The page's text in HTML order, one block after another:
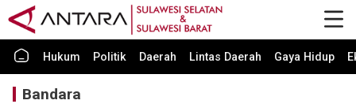
Hukum Politik Daerah Lintas Daerah Gaya Hidup
Bandara